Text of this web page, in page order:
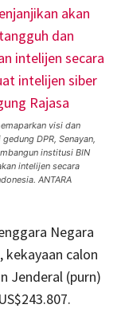
visi dan
DPR, Senayan,
institusi BIN
intelijen secara
ANTARA
Negara
calon
Jenderal (purn)